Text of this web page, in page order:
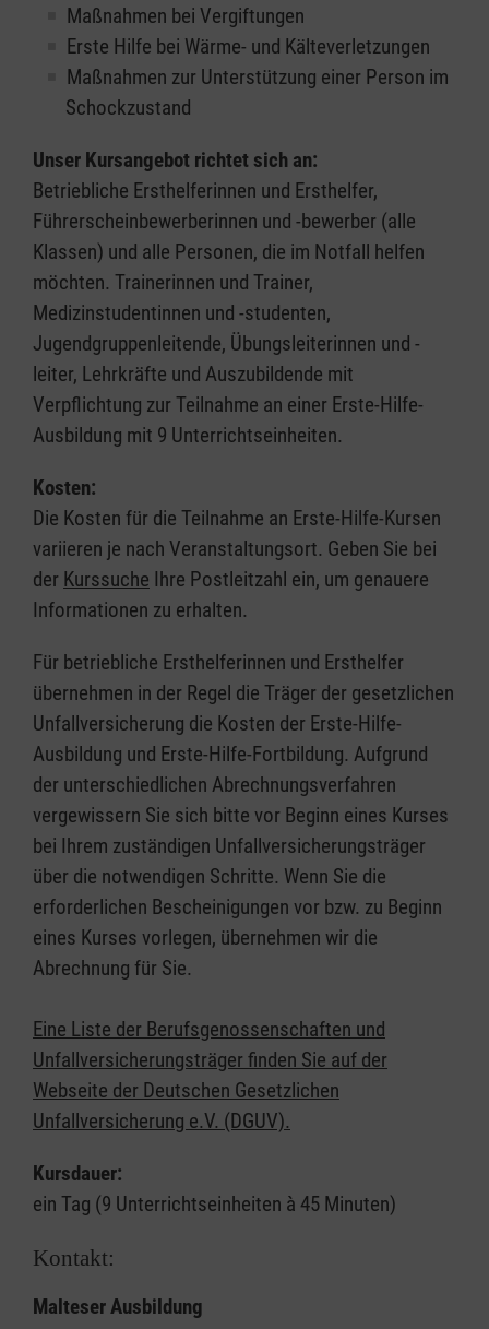
Maßnahmen bei Vergiftungen
Erste Hilfe bei Wärme- und Kälteverletzungen
Maßnahmen zur Unterstützung einer Person im
Schockzustand
Unser Kursangebot richtet sich an:
Betriebliche Ersthelferinnen und Ersthelfer,
Führerscheinbewerberinnen und -bewerber (alle
Klassen) und alle Personen, die im Notfall helfen
möchten. Trainerinnen und Trainer,
Medizinstudentinnen und -studenten,
Jugendgruppenleitende, Übungsleiterinnen und -
leiter, Lehrkräfte und Auszubildende mit
Verpflichtung zur Teilnahme an einer Erste-Hilfe-
Ausbildung mit 9 Unterrichtseinheiten.
Kosten:
Die Kosten für die Teilnahme an Erste-Hilfe-Kursen
variieren je nach Veranstaltungsort. Geben Sie bei
der Kurssuche Ihre Postleitzahl ein, um genauere
Informationen zu erhalten.
Für betriebliche Ersthelferinnen und Ersthelfer
übernehmen in der Regel die Träger der gesetzlichen
Unfallversicherung die Kosten der Erste-Hilfe-
Ausbildung und Erste-Hilfe-Fortbildung. Aufgrund
der unterschiedlichen Abrechnungsverfahren
vergewissern Sie sich bitte vor Beginn eines Kurses
bei Ihrem zuständigen Unfallversicherungsträger
über die notwendigen Schritte. Wenn Sie die
erforderlichen Bescheinigungen vor bzw. zu Beginn
eines Kurses vorlegen, übernehmen wir die
Abrechnung für Sie.
Eine Liste der Berufsgenossenschaften und
Unfallversicherungsträger finden Sie auf der
Webseite der Deutschen Gesetzlichen
Unfallversicherung e.V. (DGUV).
Kursdauer:
ein Tag (9 Unterrichtseinheiten à 45 Minuten)
Kontakt:
Malteser Ausbildung